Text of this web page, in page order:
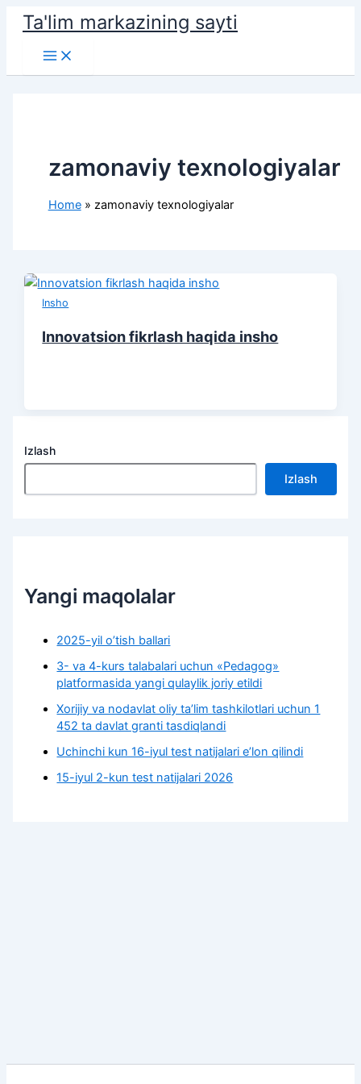
Skip
content
Ta'lim markazining sayti
Main
Menu
zamonaviy texnologiyalar
Home zamonaviy texnologiyalar
Insho
Innovatsion fikrlash haqida insho
Izlash
Izlash
Yangi maqolalar
2025-yil o’tish ballari
3- va 4-kurs talabalari uchun «Pedagog»
platformasida yangi qulaylik joriy etildi
Xorijiy va nodavlat oliy taʼlim tashkilotlari uchun 1
452 ta davlat granti tasdiqlandi
Uchinchi kun 16-iyul test natijalari e’lon qilindi
15-iyul 2-kun test natijalari 2026